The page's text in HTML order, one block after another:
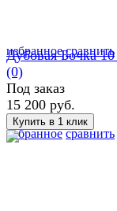
избранное сравнить
избранное сравнить
Дубовая Бочка
(0)
Под заказ
15 200 руб.